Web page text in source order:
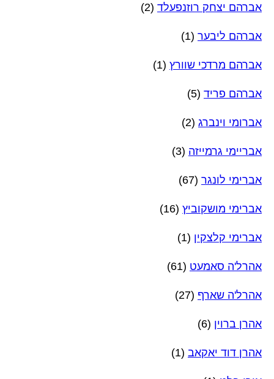
אברהם יצחק רוזנפעלד (2)
אברהם ליבער (1)
אברהם מרדכי שוורץ (1)
אברהם פריד (5)
אברומי וינברג (2)
אבריימי גרמייזה (3)
אברימי לונגר (67)
אברימי מושקוביץ (16)
אברימי קלצקין (1)
אהרל'ה סאמעט (61)
אהרל'ה שארף (27)
אהרן ברוין (6)
אהרן דוד יאקאב (1)